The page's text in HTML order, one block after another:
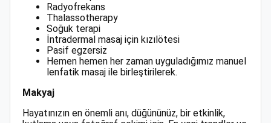
Radyofrekans
Thalassotherapy
Soğuk terapi
İntradermal masaj için kızılötesi
Pasif egzersiz
Hemen hemen her zaman uyguladığımız manuel
lenfatik masaj ile birleştirilerek.
Makyaj
Hayatınızın en önemli anı, düğününüz, bir etkinlik,